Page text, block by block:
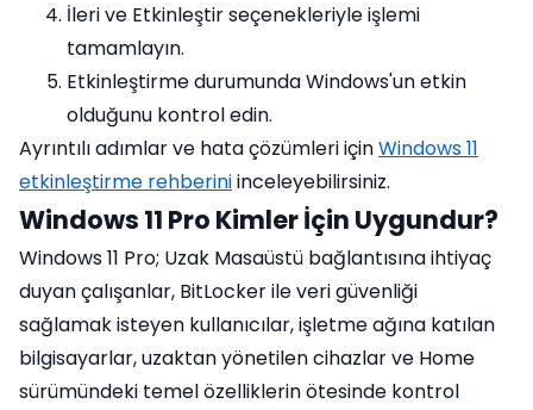
İleri ve Etkinleştir seçenekleriyle işlemi
tamamlayın.
Etkinleştirme durumunda Windows'un etkin
olduğunu kontrol edin.
Ayrıntılı adımlar ve hata çözümleri içinWindows 11
etkinleştirme rehberiniinceleyebilirsiniz.
Windows 11 Pro Kimler İçin Uygundur?
Windows 11 Pro; Uzak Masaüstü bağlantısına ihtiyaç
duyan çalışanlar, BitLocker ile veri güvenliği
sağlamak isteyen kullanıcılar, işletme ağına katılan
bilgisayarlar, uzaktan yönetilen cihazlar ve Home
sürümündeki temel özelliklerin ötesinde kontrol